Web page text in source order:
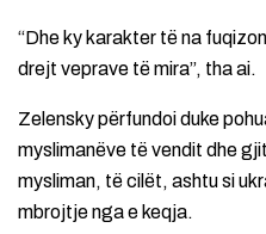
“Dhe ky karakter të na
drejt veprave të mira”, tha ai.
Zelensky përfundoi duke
myslimanëve të vendit dhe
mysliman, të cilët, ashtu si
mbrojtje nga e keqja.